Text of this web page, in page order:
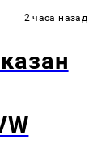
2 часа назад